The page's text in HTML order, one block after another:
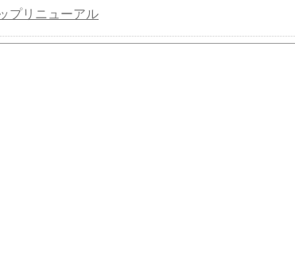
プリニューアル